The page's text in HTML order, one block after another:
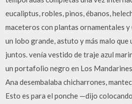
eucaliptus, robles, pinos, ébanos,
maceteros con plantas ornamentales y
un lobo grande, astuto y más malo
juntos. venía vestido de traje azul
un portafolio negro en Los
Ana desembalaba chicharrones,
Esto es para el ponche —dijo